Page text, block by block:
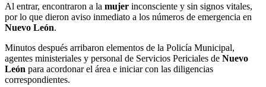
Al entrar, encontraron a la mujer inconsciente y sin signos vitales,
por lo que dieron aviso inmediato a los números de emergencia en
Nuevo León.
Minutos después arribaron elementos de la Policía Municipal,
agentes ministeriales y personal de Servicios Periciales de Nuevo
León para acordonar el área e iniciar con las diligencias
correspondientes.